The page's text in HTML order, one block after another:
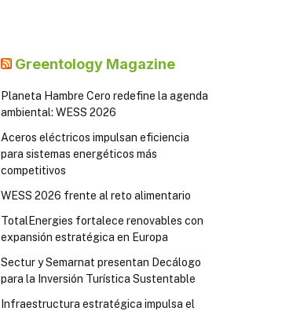
Greentology Magazine
Planeta Hambre Cero redefine la agenda
ambiental: WESS 2026
Aceros eléctricos impulsan eficiencia
para sistemas energéticos más
competitivos
WESS 2026 frente al reto alimentario
TotalEnergies fortalece renovables con
expansión estratégica en Europa
Sectur y Semarnat presentan Decálogo
para la Inversión Turística Sustentable
Infraestructura estratégica impulsa el